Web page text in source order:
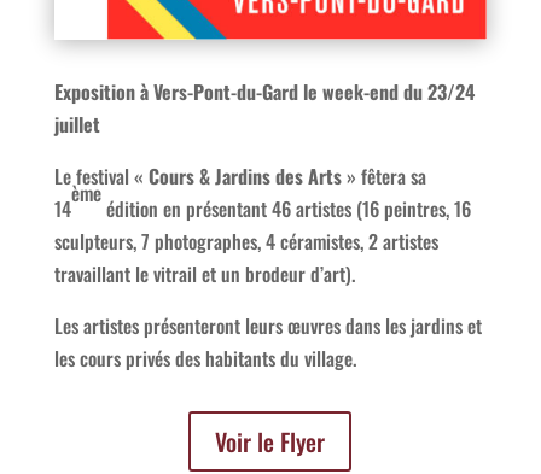
Exposition à Vers-Pont-du-Gard le week-end du 23/24
juillet
Le festival « Cours & Jardins des Arts» fêtera sa
14
ème
édition en présentant 46 artistes (16 peintres, 16
sculpteurs, 7 photographes, 4 céramistes, 2 artistes
travaillant le vitrail et un brodeur d’art).
Les artistes présenteront leurs œuvresdans les jardins et
les cours privésdes habitants du village.
Voir le Flyer